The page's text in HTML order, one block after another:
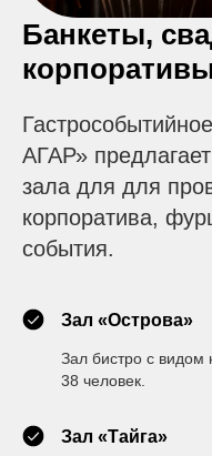
Банкеты,
АГАР»
зала для для
корпоратива,
события.
Зал «Острова»
Зал бистро с видом
38 человек.
Зал «Тайга»